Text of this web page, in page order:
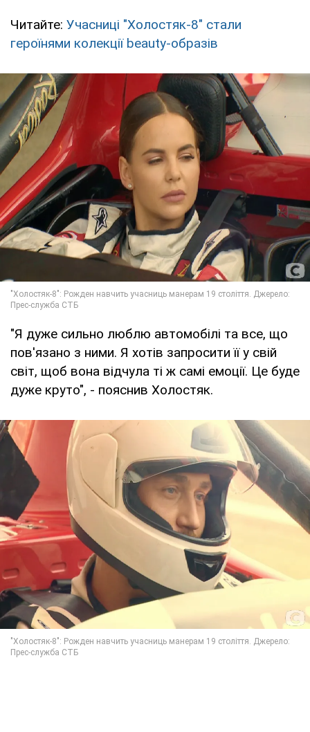
Читайте: Учасниці "Холостяк-8" стали
героїнями колекції beauty-образів
"Я дуже сильно люблю автомобілі та все, що
пов'язано з ними. Я хотів запросити її у свій
світ, щоб вона відчула ті ж самі емоції. Це буде
дуже круто", - пояснив Холостяк.